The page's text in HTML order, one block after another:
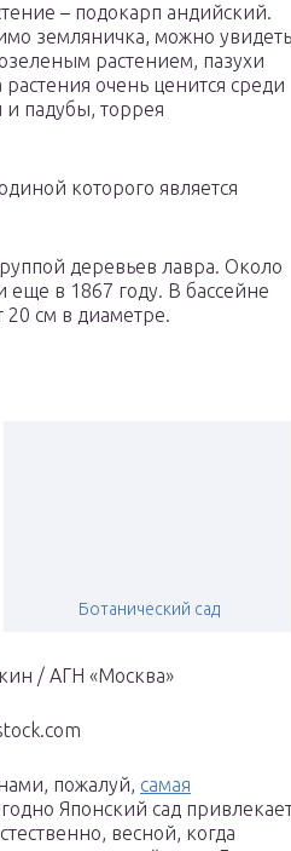
– подокарп андийский.
земляничка, можно увидеть
растением, пазухи
очень ценится среди
падубы, торрея
которого является
деревьев лавра. Около
еще в 1867 году. В бассейне
20 см в диаметре.
Ботанический сад
/ АГН «Москва»
пожалуй, самая
Японский сад
весной, когда